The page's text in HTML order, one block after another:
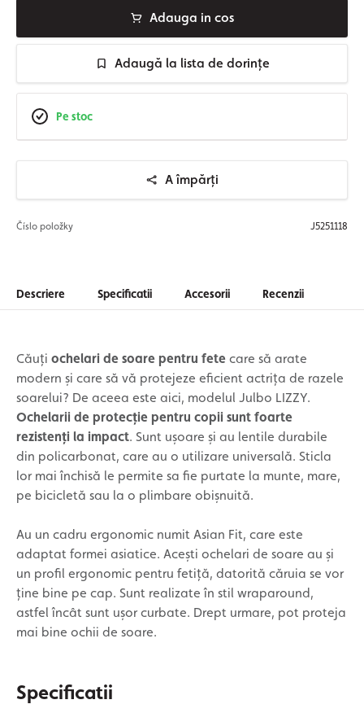
Adauga in cos
Adaugă la lista de dorințe
Pe stoc
A împărți
Číslo položky J5251118
Descriere Specificatii Accesorii Recenzii
Căuți ochelari de soare pentru fete care să arate
modern și care să vă protejeze eficient actrița de razele
soarelui? De aceea este aici, modelul Julbo LIZZY.
Ochelarii de protecție pentru copii sunt foarte
rezistenți la impact. Sunt ușoare și au lentile durabile
din policarbonat, care au o utilizare universală. Sticla
lor mai închisă le permite sa fie purtate la munte, mare,
pe bicicletă sau la o plimbare obișnuită.
Au un cadru ergonomic numit Asian Fit, care este
adaptat formei asiatice. Acești ochelari de soare au și
un profil ergonomic pentru fetiță, datorită căruia se vor
ține bine pe cap. Sunt realizate în stil wraparound,
astfel încât sunt ușor curbate. Drept urmare, pot proteja
mai bine ochii de soare.
Specificatii